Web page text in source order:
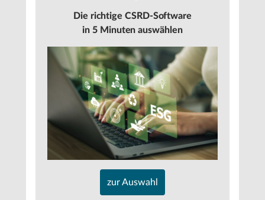
Die richtige CSRD-Software
in 5 Minuten auswählen
zur Auswahl